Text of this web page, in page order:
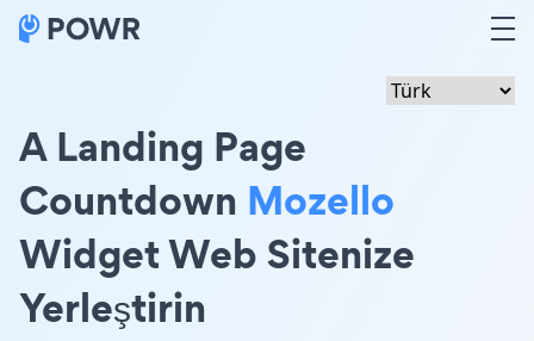
A Landing Page
Countdown Mozello
Widget Web Sitenize
Yerleştirin